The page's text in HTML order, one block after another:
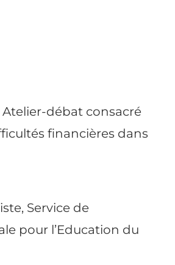
débat consacré
financières dans
Service de
pour l’Education du